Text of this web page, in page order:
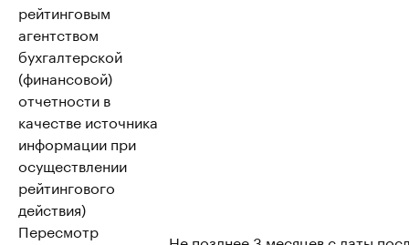
рейтинговым
агентством
бухгалтерской
(финансовой)
отчетности в
качестве источника
информации при
осуществлении
рейтингового
действия)
Пересмотр